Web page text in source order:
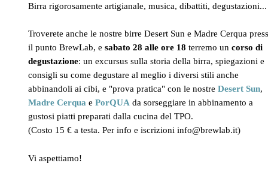
Birra rigorosamente artigianale, musica, dibattiti,
Troverete anche le nostre birre Desert Sun e Madre Cerqua
il punto BrewLab, esabato 28 alle ore 18 terremo uncorso di
degustazione: un excursus sulla storia della birra, spiegazioni e
consigli su come degustare al meglio i diversi stili anche
abbinandoli ai cibi, e "prova pratica" con le nostreDesert Sun,
Madre Cerqua ePorQUA da sorseggiare in abbinamento a
gustosi piatti preparati dalla cucina del TPO.
(Costo 15 € a testa.Per info e iscrizioni info@brewlab.it)
Vi aspettiamo!